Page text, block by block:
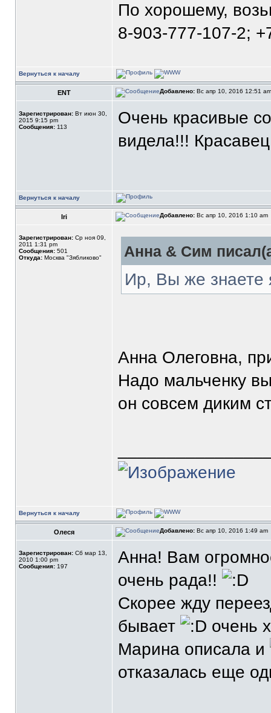
По хорошему,
8-903-777-107-2;
Вернуться к началу
ENT Добавлено: Вс апр 10, 2016 12:51
Зарегистрирован: Вт июн 30,
2015 9:15 pm
Сообщения: 113
Очень красивые
видела!!!
Вернуться к началу
Iri Добавлено: Вс апр 10, 2016 1:10 am
Зарегистрирован: Ср ноя 09,
2011 1:31 pm
Сообщения: 501
Откуда: Москва "Зябликово" Анна & Сим
Ир, Вы же знаете
Анна Олеговна,
Надо мальченку
он совсем диким
Вернуться к началу
Олеся Добавлено: Вс апр 10, 2016 1:49 am
Зарегистрирован: Сб мар 13,
2010 1:00 pm
Сообщения: 197
Анна! Вам
очень рада!!
Скорее жду
бывает
очень
Марина описала и
отказалась еще